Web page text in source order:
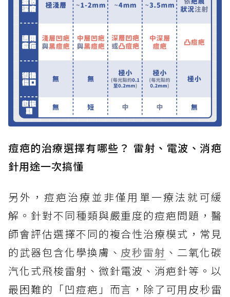
痘疤的治療選擇有哪些？ 雷射、電波、消疤
針用途一次搞懂
另外，痘疤治療並非僅用單一療法就可緩
解。針對不同種類與嚴重度的痘疤問題，醫
師會評估選擇不同的複合性治療模式，常見
的武器包含化學換膚、 皮秒雷射 、二氧化碳
汽化式飛梭雷射、微針電波、消疤針等。以
最困難的「凹痘疤」而言，除了可用皮秒雷